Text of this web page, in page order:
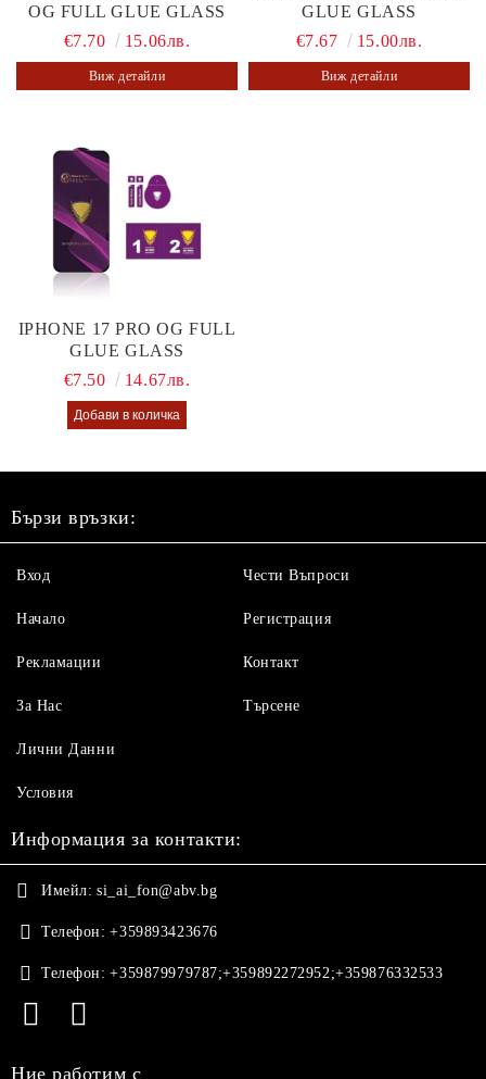
OG FULL GLUE GLASS
€7.70
15.06лв.
Виж детайли
GLUE GLASS
€7.67
15.00лв.
Виж детайли
IPHONE 17 PRO OG FULL
GLUE GLASS
€7.50
14.67лв.
Бързи връзки:
Вход
Начало
Рекламации
За Нас
Чести Въпроси
Регистрация
Контакт
Търсене
Лични Данни
Условия
Информация за контакти:
Имейл: si_ai_fon@abv.bg
Телефон: +359893423676
Телефон: +359879979787;+359892272952;+359876332533
Ние работим с